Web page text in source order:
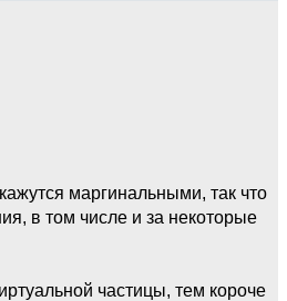
маргинальными, так что
в том числе и за некоторые
частицы, тем короче